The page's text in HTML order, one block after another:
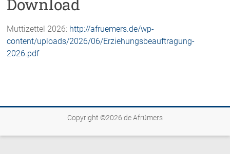
Download
Muttizettel 2026: http://afruemers.de/wp-
content/uploads/2026/06/Erziehungsbeauftragung-
2026.pdf
Copyright ©2026 de Afrümers